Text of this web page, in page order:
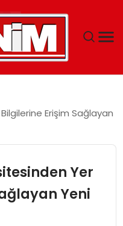
Erişim Sağlayan
Yer
Yeni